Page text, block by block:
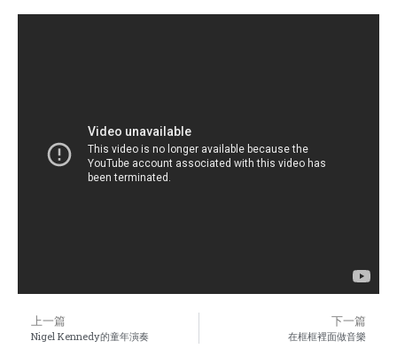
上一篇
Nigel Kennedy的童年演奏
下一篇
在框框裡面做音樂